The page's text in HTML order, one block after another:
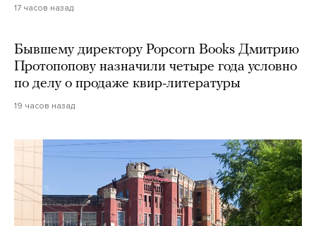
17 часов назад
Бывшему директору Popcorn Books Дмитрию
Протопопову назначили четыре года условно
по делу о продаже квир-литературы
19 часов назад